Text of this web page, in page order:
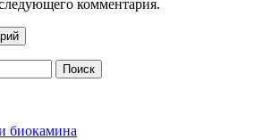
комментария.
биокамина